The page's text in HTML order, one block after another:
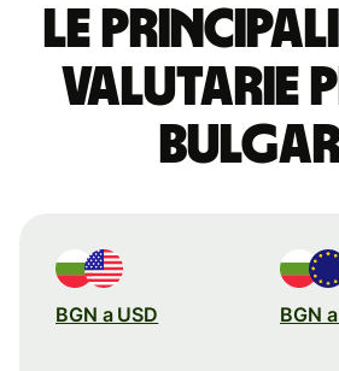
Le
valutarie
BGN a USD BGN